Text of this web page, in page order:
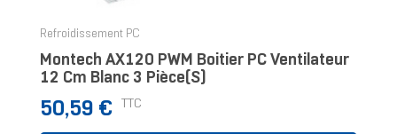
Refroidissement PC
Montech AX120 PWM Boitier PC Ventilateur
12 Cm Blanc 3 Pièce(s)
Prix
50,59 € TTC